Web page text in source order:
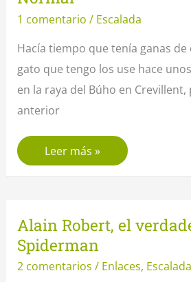
Silla
del
Cid
1 comentario / Escalada
Hacía tiempo que tenía ganas de
gato que tengo los use hace
en la raya del Búho en Crevillent,
anterior
Escalada
en
Camapana
–
Via
Leer más »
Alain Robert, el
Spiderman
2 comentarios / Enlaces, Escalada